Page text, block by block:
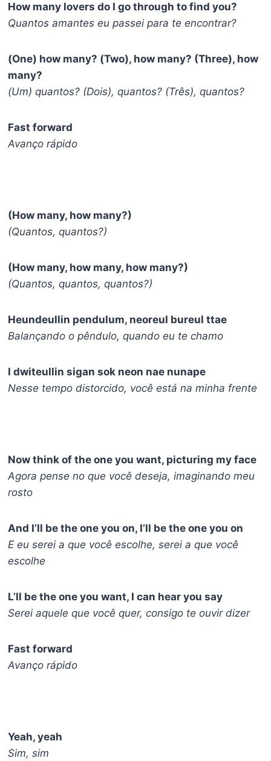
How many lovers do I go through to find you?
Quantos amantes eu passei para te encontrar?
(One) how many? (Two), how many? (Three), how
many?
(Um) quantos? (Dois), quantos? (Três), quantos?
Fast forward
Avanço rápido
(How many, how many?)
(Quantos, quantos?)
(How many, how many, how many?)
(Quantos, quantos, quantos?)
Heundeullin pendulum, neoreul bureul ttae
Balançando o pêndulo, quando eu te chamo
I dwiteullin sigan sok neon nae nunape
Nesse tempo distorcido, você está na minha frente
Now think of the one you want, picturing my face
Agora pense no que você deseja, imaginando meu
rosto
And I’ll be the one you on, I’ll be the one you on
E eu serei a que você escolhe, serei a que você
escolhe
L’Il be the one you want, I can hear you say
Serei aquele que você quer, consigo te ouvir dizer
Fast forward
Avanço rápido
Yeah, yeah
Sim, sim